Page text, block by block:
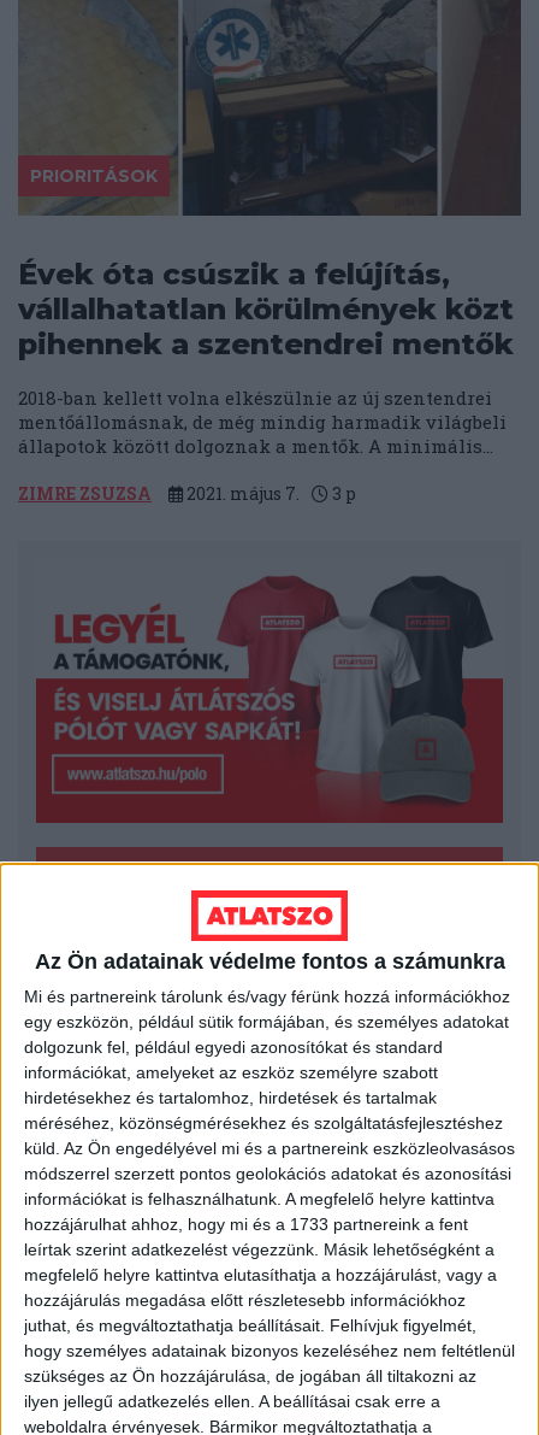
Az Ön adatainak védelme fontos a számunkra
Mi és partnereink tárolunk és/vagy férünk hozzá információkhoz
egy eszközön, például sütik formájában, és személyes adatokat
dolgozunk fel, például egyedi azonosítókat és standard
információkat, amelyeket az eszköz személyre szabott
hirdetésekhez és tartalomhoz, hirdetések és tartalmak
méréséhez, közönségmérésekhez és szolgáltatásfejlesztéshez
küld. Az Ön engedélyével mi és a partnereink eszközleolvasásos
módszerrel szerzett pontos geolokációs adatokat és azonosítási
információkat is felhasználhatunk. A megfelelő helyre kattintva
hozzájárulhat ahhoz, hogy mi és a 1733 partnereink a fent
leírtak szerint adatkezelést végezzünk. Másik lehetőségként a
megfelelő helyre kattintva elutasíthatja a hozzájárulást, vagy a
hozzájárulás megadása előtt részletesebb információkhoz
juthat, és megváltoztathatja beállításait. Felhívjuk figyelmét,
hogy személyes adatainak bizonyos kezeléséhez nem feltétlenül
szükséges az Ön hozzájárulása, de jogában áll tiltakozni az
ilyen jellegű adatkezelés ellen. A beállításai csak erre a
weboldalra érvényesek. Bármikor megváltoztathatja a
PRIORITÁSOK
Évek óta csúszik a felújítás,
vállalhatatlan körülmények közt
pihennek a szentendrei mentők
2018-ban kellett volna elkészülnie az új szentendrei
mentőállomásnak, de még mindig harmadik világbeli
állapotok között dolgoznak a mentők. A minimális...
ZIMRE ZSUZSA 2021. május 7. 3 p
LEGFRISSEBB
2026. augusztus 7.
Orbán Gáspár Csádban, mérgező anyag
Újpesten és Rákospalotán
2026. augusztus 7.
Félmilliárd forintot kapott a CÖF
„magyarországi vállalkozásoktól” 2025-
ben
2026. augusztus 6.
Mészárosék V-Híd Kft.-je behúzta az
első, 300 milliós tenderét a választások
óta
2026. augusztus 6.
Mi maradt mára a független sajtóból? –
podcast Mong Attilával az Átlátszó 15.
szülinapja alkalmából